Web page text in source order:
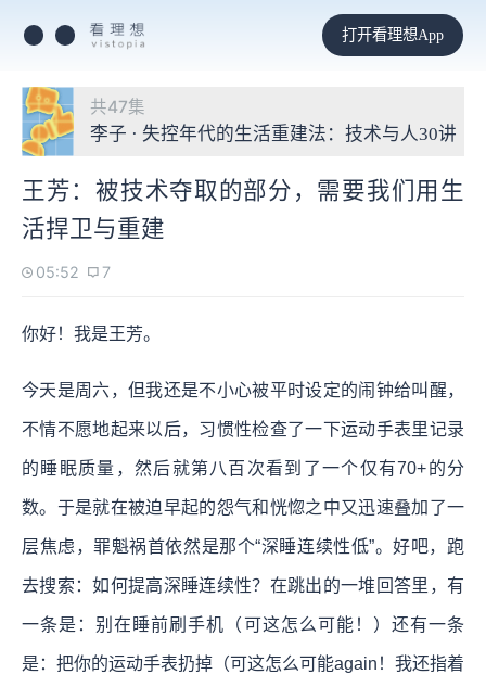
打开看理想App
共47集
李子 · 失控年代的生活重建法：技术与人30讲
王芳：被技术夺取的部分，需要我们用生
活捍卫与重建
05:52 7
你好！我是王芳。
今天是周六，但我还是不小心被平时设定的闹钟给叫醒，
不情不愿地起来以后，习惯性检查了一下运动手表里记录
的睡眠质量，然后就第八百次看到了一个仅有70+的分
数。于是就在被迫早起的怨气和恍惚之中又迅速叠加了一
层焦虑，罪魁祸首依然是那个“深睡连续性低”。好吧，跑
去搜索：如何提高深睡连续性？在跳出的一堆回答里，有
一条是：别在睡前刷手机（可这怎么可能！）还有一条
是：把你的运动手表扔掉（可这怎么可能again！我还指着